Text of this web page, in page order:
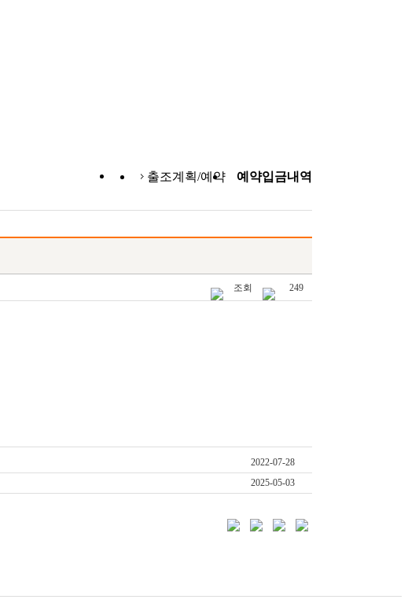
예약입금내역
출조계획/예약
조회 249
2022-07-28
2025-05-03